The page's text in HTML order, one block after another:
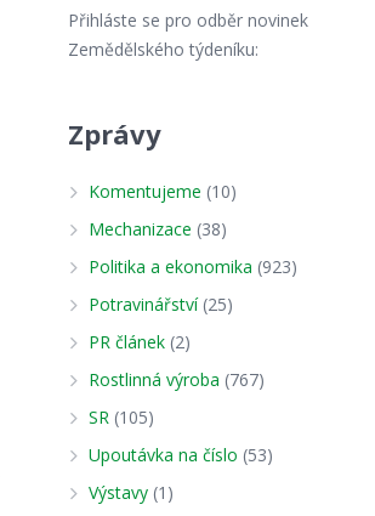
Přihláste se pro odběr novinek
Zemědělského týdeníku:
Zprávy
Komentujeme (10)
Mechanizace (38)
Politika a ekonomika (923)
Potravinářství(25)
PR článek(2)
Rostlinná výroba (767)
SR(105)
Upoutávka na číslo (53)
Výstavy(1)